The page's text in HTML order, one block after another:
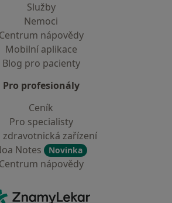
Služby
Nemoci
Centrum nápovědy
Mobilní aplikace
Blog pro pacienty
Pro profesionály
Ceník
Pro specialisty
zdravotnická zařízení
Notes
Novinka
Centrum nápovědy
ZnamyLekar - Hlavní stránka